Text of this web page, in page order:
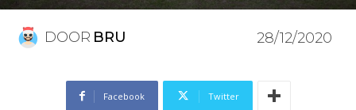
DOOR BRU 28/12/2020
Facebook Twitter